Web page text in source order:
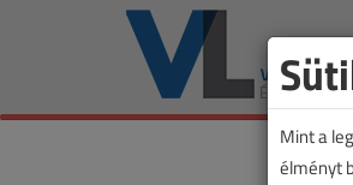
Mint a
élményt